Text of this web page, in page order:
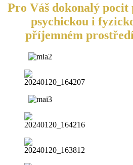
Pro Váš dokonalý pocit
psychickou i
příjemném